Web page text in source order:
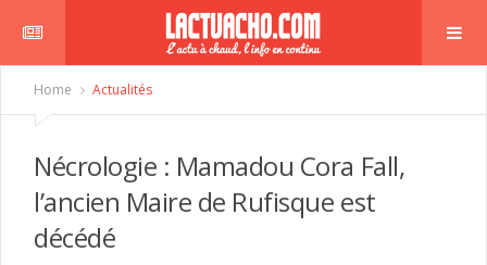
Home Actualités
Nécrologie : Mamadou Cora Fall,
l’ancien Maire de Rufisque est
décédé